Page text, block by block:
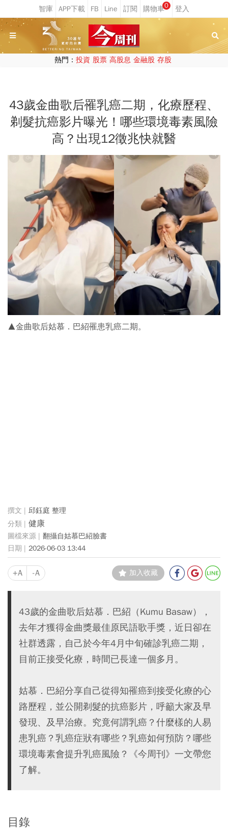
0
熱門： 投資 股票 高股息 金融股 存股
43歲金曲歌后罹乳癌二期，化療歷程、
剃髮抗癌影片曝光！哪些環境毒素風險
高？出現12徵兆快就醫
▲金曲歌后姑慕．巴紹罹患乳癌二期。
邱鈺庭 整理
健康
翻攝自姑慕巴紹臉書
2026-06-03 13:44
+A -A 加入收藏
43歲的金曲歌后姑慕．巴紹（Kumu Basaw），
去年才獲得金曲獎最佳原民語歌手獎，近日卻在
社群透露，自己於今年4月中旬確診乳癌二期，
目前正接受化療，時間已長達一個多月。
姑慕．巴紹分享自己從得知罹癌到接受化療的心
路歷程，並公開剃髮的抗癌影片，呼籲大家及早
發現、及早治療。究竟何謂乳癌？什麼樣的人易
患乳癌？乳癌症狀有哪些？乳癌如何預防？哪些
環境毒素會提升乳癌風險？《今周刊》一文帶您
了解。
目錄